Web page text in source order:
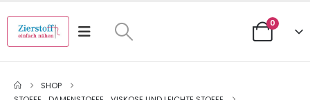
0
SHOP